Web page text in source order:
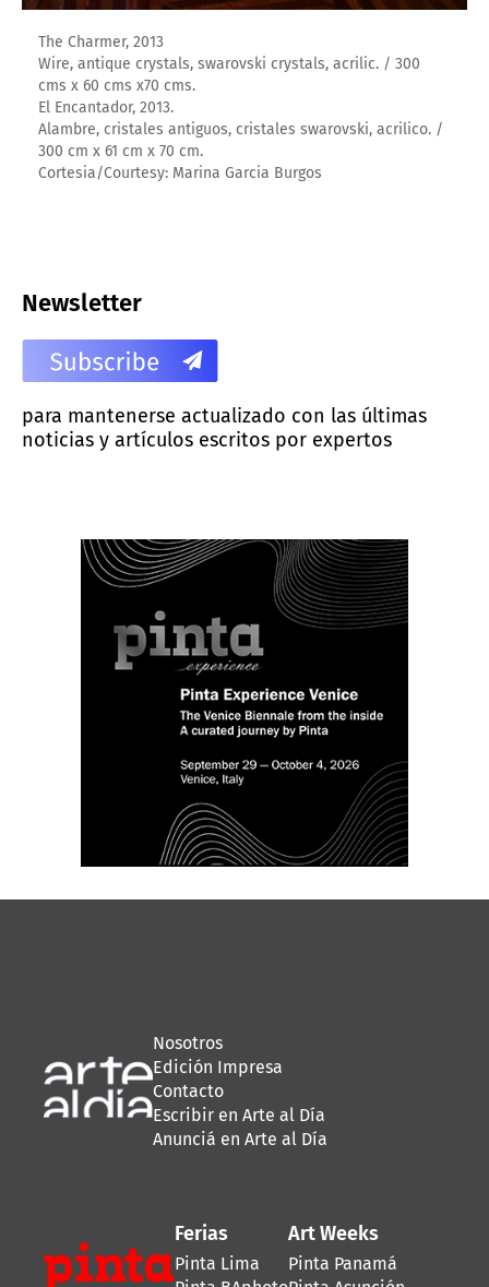
The Charmer, 2013
Wire, antique crystals, swarovski crystals, acrilic. / 300
cms x 60 cms x70 cms.
El Encantador, 2013.
Alambre, cristales antiguos, cristales swarovski, acrilico. /
300 cm x 61 cm x 70 cm.
Cortesia/Courtesy: Marina Garcia Burgos
Newsletter
para mantenerse actualizado con las últimas
noticias y artículos escritos por expertos
Nosotros
Edición Impresa
Contacto
Escribir en Arte al Día
Anunciá en Arte al Día
Ferias
Pinta Lima
Art Weeks
Pinta Panamá